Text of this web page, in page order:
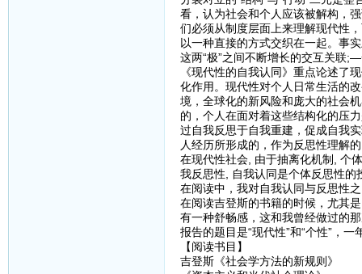
看，认为社会和个人应该被解构，
们必须从制度层面上来理解现代性
以一种直接的方式交织在一起。事
这两“极”之间不断增长的交互关联
《现代性的自我认同》重点论述了
化作用。现代性对个人日常生活的
境，全球化的新风险和庞大的社会
的，个人在面对着这些结构化的压
过自我反思于自我重建，促成自我
人经历所形成的，作为反思性理解
在现代性社会, 由于抽离化机制, 个
我反思性, 自我认同是个体反思性
在阅读中，我对自我认同与反思性
在阅读吉登斯的书籍的时候，尤其
有一种舒畅感，这和我曾经做过的
报告的题目是“现代性”和“个性”，
【阅读书目】
吉登斯《社会学方法的新规则》